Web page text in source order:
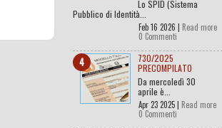
Lo SPID (Sistema
Pubblico di Identità...
Feb 16 2026 | Read more
0 Commenti
730/2025
PRECOMPILATO
Da mercoledì 30
aprile è...
Apr 23 2025 | Read more
0 Commenti